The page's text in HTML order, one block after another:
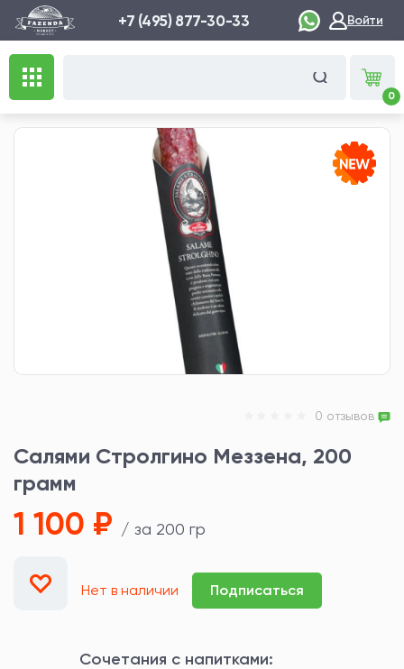
+7 (495) 877-30-33 Войти
0
0 отзывов
Салями Стролгино Меззена, 200
грамм
1 100 ₽ / за 200 гр
Нет в наличии Подписаться
Сочетания с напитками: